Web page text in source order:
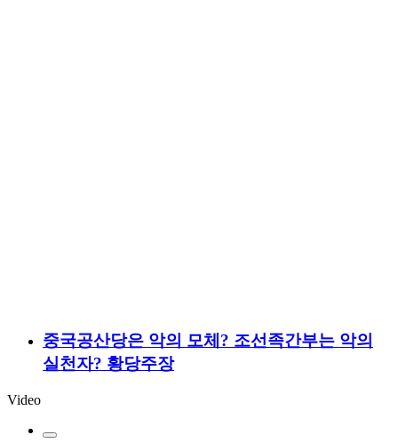
중국공산당은 악의 모체? 조선족간부는 악의
실천자? 황당주장
Video